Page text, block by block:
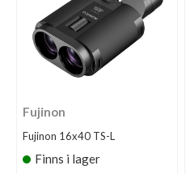
Fujinon
Fujinon 16x40 TS-L
Finns i lager